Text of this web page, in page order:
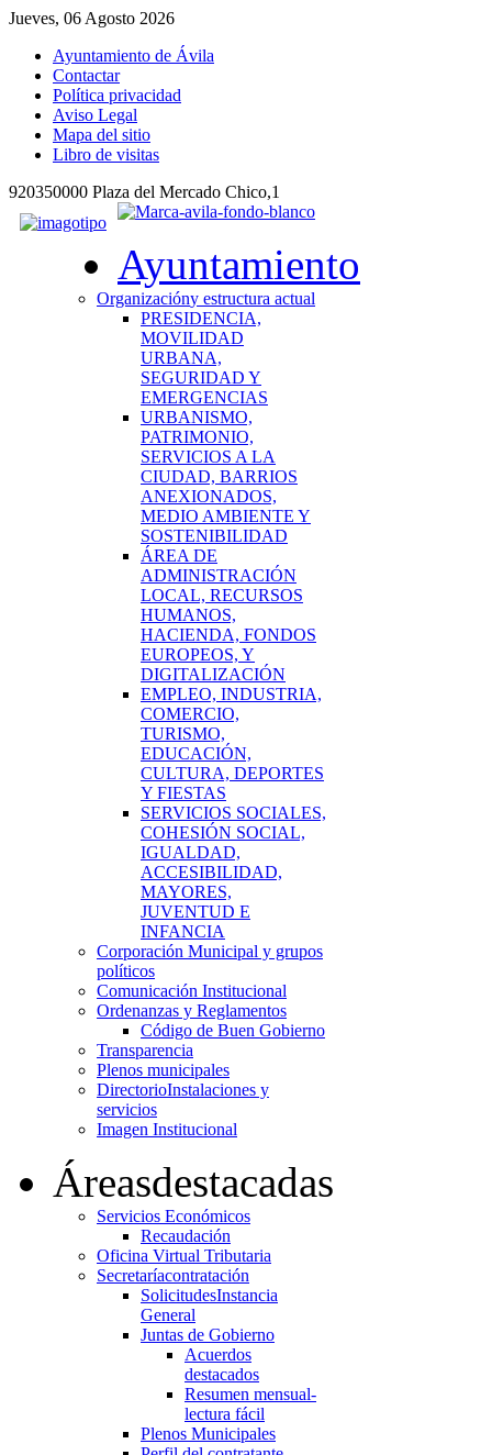
Jueves, 06 Agosto 2026
Ayuntamiento de Ávila
Contactar
Política privacidad
Aviso Legal
Mapa del sitio
Libro de visitas
920350000 Plaza del Mercado Chico,1
Ayuntamiento
Organizacióny estructura actual
PRESIDENCIA,
MOVILIDAD
URBANA,
SEGURIDAD Y
EMERGENCIAS
URBANISMO,
PATRIMONIO,
SERVICIOS A LA
CIUDAD, BARRIOS
ANEXIONADOS,
MEDIO AMBIENTE Y
SOSTENIBILIDAD
ÁREA DE
ADMINISTRACIÓN
LOCAL, RECURSOS
HUMANOS,
HACIENDA, FONDOS
EUROPEOS, Y
DIGITALIZACIÓN
EMPLEO, INDUSTRIA,
COMERCIO,
TURISMO,
EDUCACIÓN,
CULTURA, DEPORTES
Y FIESTAS
SERVICIOS SOCIALES,
COHESIÓN SOCIAL,
IGUALDAD,
ACCESIBILIDAD,
MAYORES,
JUVENTUD E
INFANCIA
Corporación Municipal y grupos
políticos
Comunicación Institucional
Ordenanzas y Reglamentos
Código de Buen Gobierno
Transparencia
Plenos municipales
DirectorioInstalaciones y
servicios
Imagen Institucional
Áreasdestacadas
Servicios Económicos
Recaudación
Oficina Virtual Tributaria
Secretaríacontratación
SolicitudesInstancia
General
Juntas de Gobierno
Acuerdos
destacados
Resumen mensual-
lectura fácil
Plenos Municipales